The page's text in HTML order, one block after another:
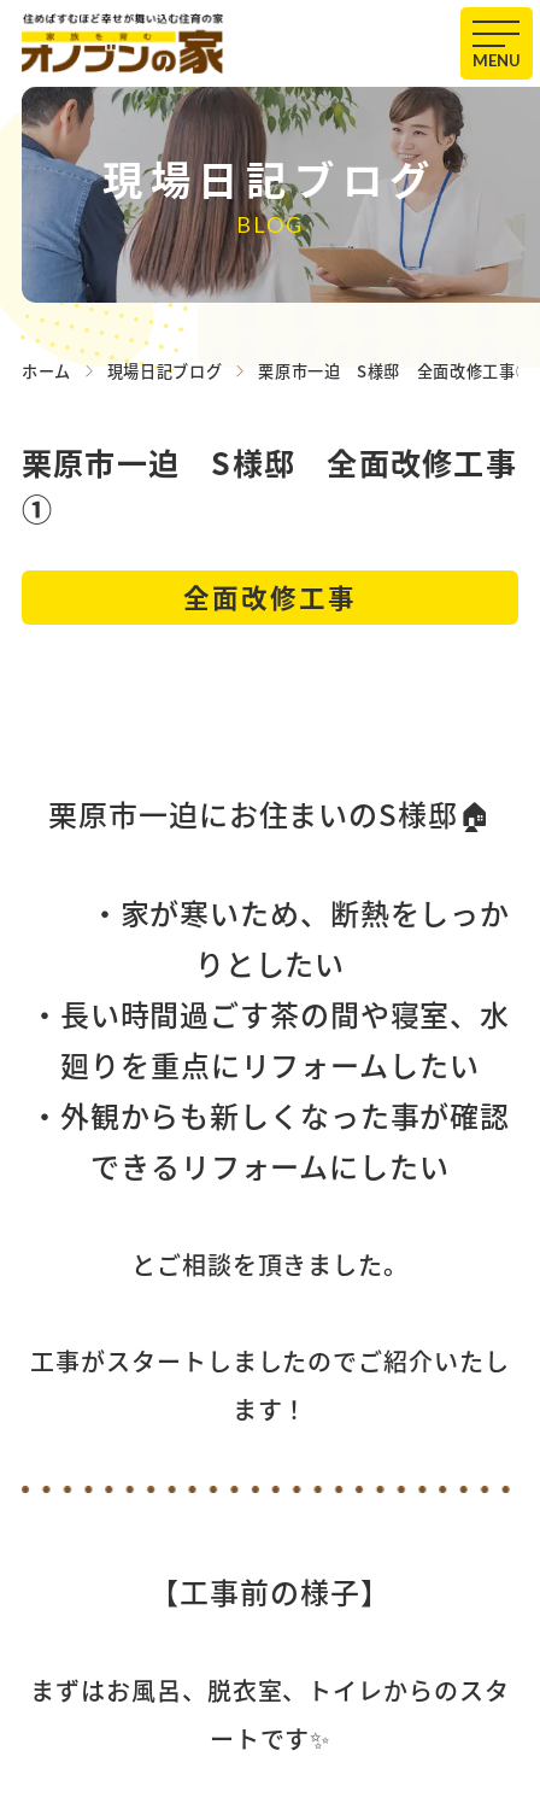
MENU
現場日記ブログ
BLOG
ホーム 現場日記ブログ 栗原市一迫 S様邸 全面改修工事①
栗原市一迫 S様邸 全面改修工事
①
全面改修工事
栗原市一迫にお住まいのS様邸🏠
・家が寒いため、断熱をしっか
りとしたい
・長い時間過ごす茶の間や寝室、水
廻りを重点にリフォームしたい
・外観からも新しくなった事が確認
できるリフォームにしたい
とご相談を頂きました。
工事がスタートしましたのでご紹介いたし
ます！
【工事前の様子】
まずはお風呂、脱衣室、トイレからのスタ
ートです✨